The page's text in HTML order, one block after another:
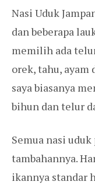
Nasi Uduk
dan beberapa
memilih ada
orek, tahu, ayam
saya biasanya
bihun dan telur
Semua nasi
tambahannya.
ikannya standar